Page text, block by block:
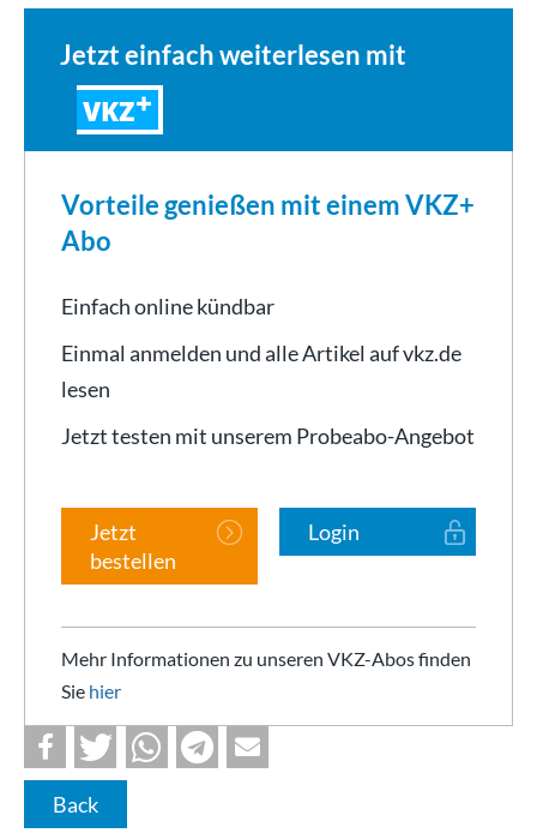
Jetzt einfach weiterlesen mit
VKZ
Vorteile genießen mit einem VKZ+
Abo
Einfach online kündbar
Einmal anmelden und alle Artikel auf vkz.de
lesen
Jetzt testen mit unserem Probeabo-Angebot
Jetzt
bestellen
Login
Mehr Informationen zu unseren VKZ-Abos finden
Sie hier
Back